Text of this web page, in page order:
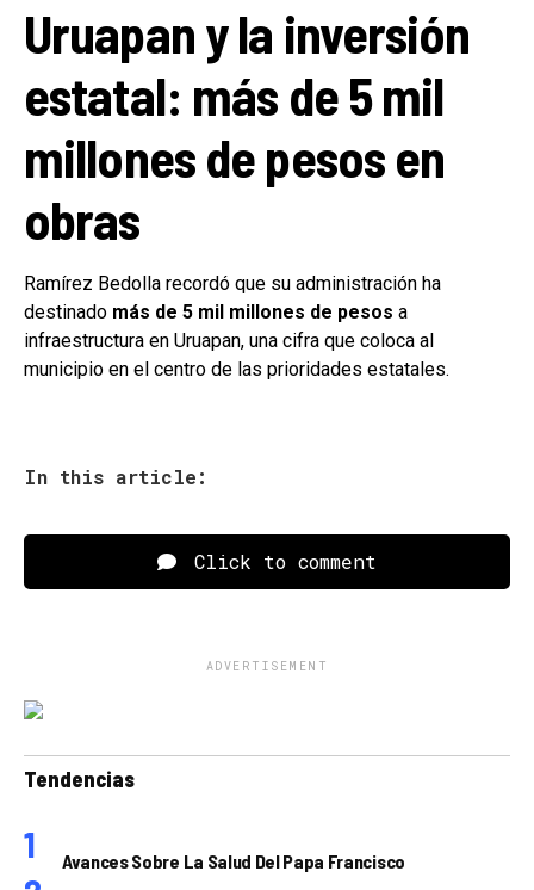
Uruapan y la inversión
estatal: más de 5 mil
millones de pesos en
obras
Ramírez Bedolla recordó que su administración ha
destinado más de 5 mil millones de pesos a
infraestructura en Uruapan, una cifra que coloca al
municipio en el centro de las prioridades estatales.
In this article:
Click to comment
ADVERTISEMENT
Tendencias
Avances Sobre La Salud Del Papa Francisco